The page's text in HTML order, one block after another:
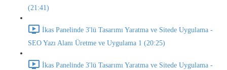
(21:41)
İkas Panelinde 3'lü Tasarımı Yaratma ve Sitede Uygulama -
SEO Yazı Alanı Üretme ve Uygulama 1 (20:25)
İkas Panelinde 3'lü Tasarımı Yaratma ve Sitede Uygulama -